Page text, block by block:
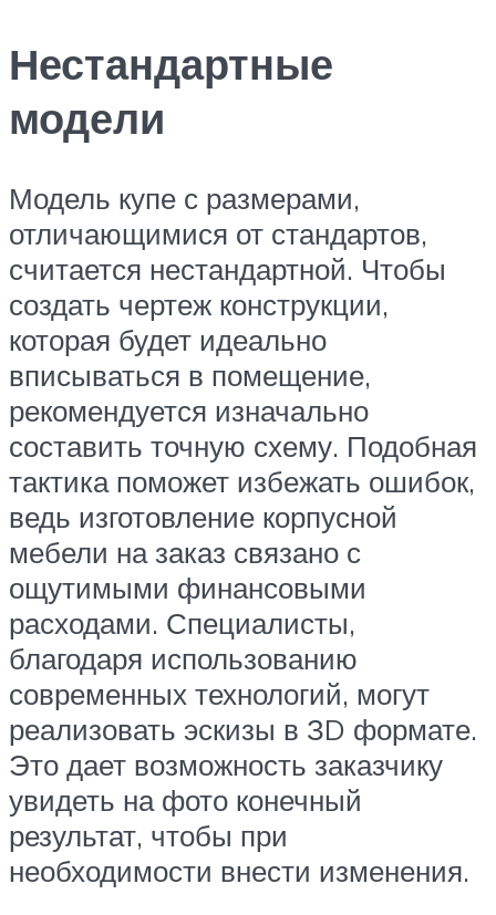
Нестандартные
модели
Модель купе с размерами,
отличающимися от стандартов,
считается нестандартной. Чтобы
создать чертеж конструкции,
которая будет идеально
вписываться в помещение,
рекомендуется изначально
составить точную схему. Подобная
тактика поможет избежать ошибок,
ведь изготовление корпусной
мебели на заказ связано с
ощутимыми финансовыми
расходами. Специалисты,
благодаря использованию
современных технологий, могут
реализовать эскизы в ЗD формате.
Это дает возможность заказчику
увидеть на фото конечный
результат, чтобы при
необходимости внести изменения.